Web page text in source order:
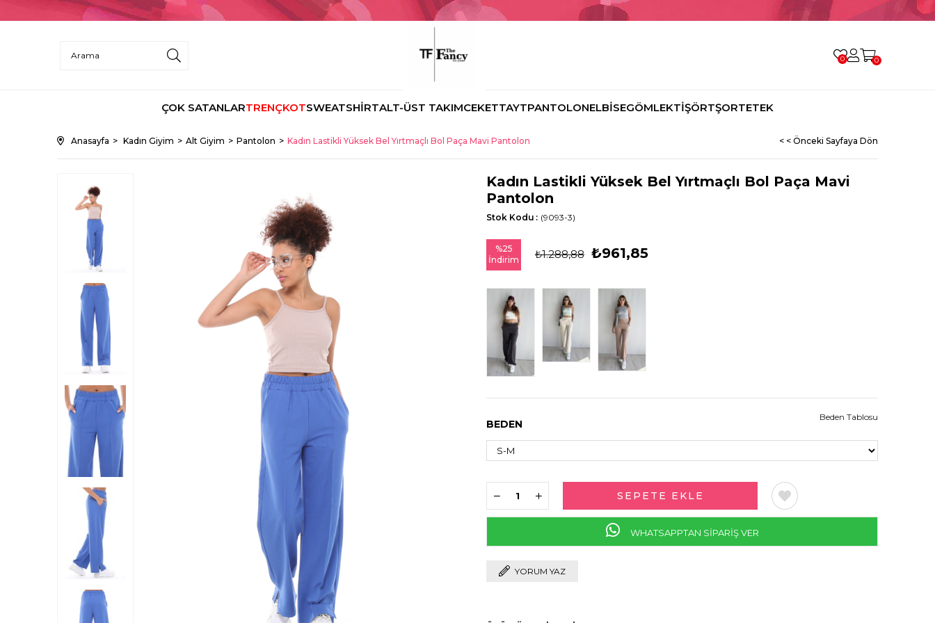
0 0
ÇOK SATANLARTRENÇKOTSWEATSHİRTALT-ÜST TAKIMCEKETTAYTPANTOLONELBİSEGÖMLEKTİŞÖRTŞORTETEK
Anasayfa Kadın Giyim Alt Giyim Pantolon Kadın Lastikli Yüksek Bel Yırtmaçlı Bol Paça Mavi Pantolon < < Önceki Sayfaya Dön
Kadın Lastikli Yüksek Bel Yırtmaçlı Bol Paça Mavi
Pantolon
(9093-3)
Stok Kodu
%25
İndirim
₺1.288,88 ₺961,85
BEDEN
Beden Tablosu
WHATSAPPTAN SİPARİŞ VER
YORUM YAZ